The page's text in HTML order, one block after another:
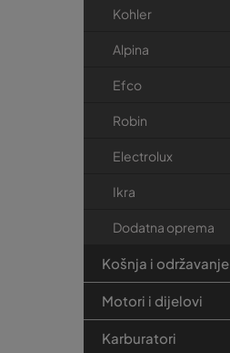
Kohler
Alpina
Efco
Robin
Electrolux
Ikra
Dodatna oprema
Košnja i održavanje
Motori i dijelovi
Karburatori